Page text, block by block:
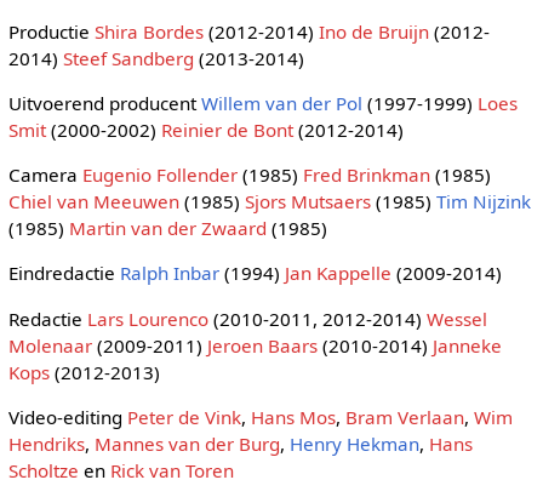
Productie Shira Bordes(2012-2014) Ino de Bruijn(2012-
2014) Steef Sandberg (2013-2014)
Uitvoerend producentWillem van der Pol (1997-1999) Loes
Smit(2000-2002) Reinier de Bont(2012-2014)
Camera Eugenio Follender(1985) Fred Brinkman(1985)
Chiel van Meeuwen(1985) Sjors Mutsaers(1985) Tim Nijzink
(1985) Martin van der Zwaard (1985)
Eindredactie Ralph Inbar(1994) Jan Kappelle (2009-2014)
Redactie Lars Lourenco(2010-2011, 2012-2014) Wessel
Molenaar(2009-2011) Jeroen Baars(2010-2014) Janneke
Kops(2012-2013)
Video-editing Peter de Vink, Hans Mos, Bram Verlaan, Wim
Hendriks, Mannes van der Burg, Henry Hekman, Hans
Scholtze en Rick van Toren